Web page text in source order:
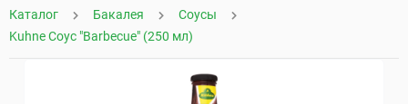
Каталог Бакалея
Соусы
Kuhne Соус "Barbecue" (250 мл)